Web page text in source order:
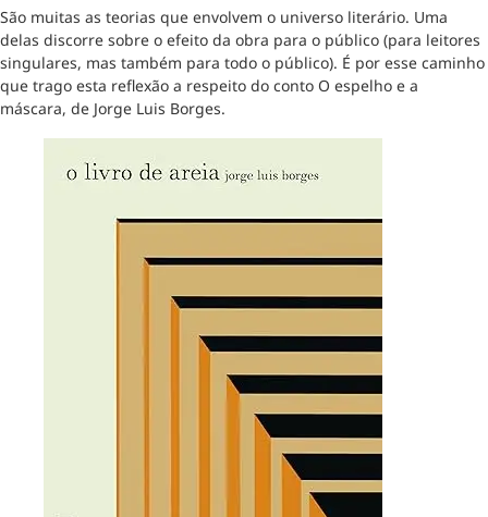
São muitas as teorias que envolvem o universo literário. Uma
delas discorre sobre o efeito da obra para o público (para leitores
singulares, mas também para todo o público). É por esse caminho
que trago esta reflexão a respeito do conto O espelho e a
máscara, de Jorge Luis Borges.